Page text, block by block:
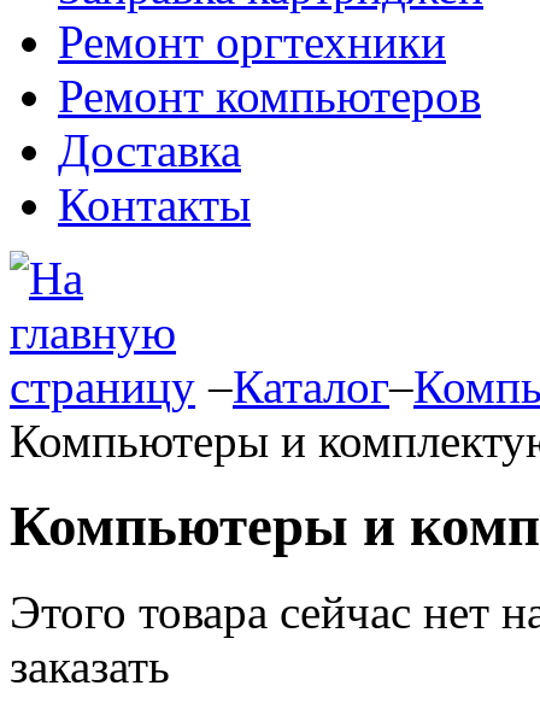
Ремонт оргтехники
Ремонт компьютеров
Доставка
Контакты
–Каталог–
Компьютеры и
Компьютеры и
Этого товара сейчас нет
заказать